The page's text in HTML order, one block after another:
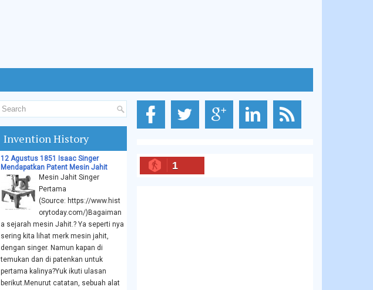
Invention History
12 Agustus 1851 Isaac Singer
Mendapatkan Patent Mesin Jahit
Mesin Jahit Singer
Pertama
(Source: https://www.hist
orytoday.com/)Bagaiman
a sejarah mesin Jahit.? Ya seperti nya
sering kita lihat merk mesin jahit,
dengan singer. Namun kapan di
temukan dan di patenkan untuk
pertama kalinya?Yuk ikuti ulasan
berikut.Menurut catatan, sebuah alat
1